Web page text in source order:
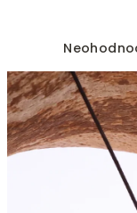
Průměrné
produktu
je
0,0
z
5